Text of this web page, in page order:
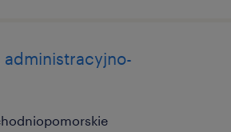
administracyjno-